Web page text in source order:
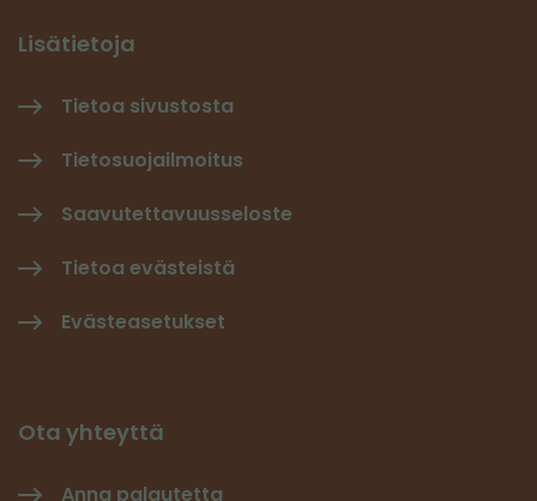
Lisätietoja
Tietoa sivustosta
Tietosuojailmoitus
Saavutettavuusseloste
Tietoa evästeistä
Evästeasetukset
Ota yhteyttä
Anna palautetta